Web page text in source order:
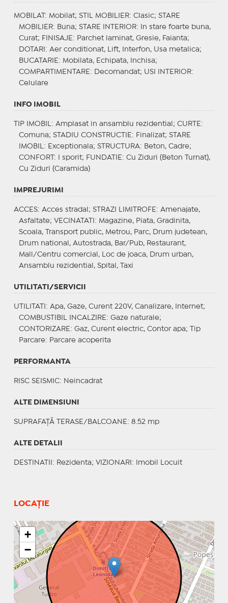
MOBILAT : Mobilat; STIL MOBILIER: Clasic; STARE
MOBILIER: Buna; STARE INTERIOR: In stare foarte buna,
Curat; FINISAJE : Parchet laminat, Gresie, Faianta;
DOTARI : Aer conditionat, Lift, Interfon, Usa metalica;
BUCATARIE : Mobilata, Echipata, Inchisa;
COMPARTIMENTARE : Decomandat; USI INTERIOR:
Celulare
INFO IMOBIL
TIP IMOBIL : Amplasat in ansamblu rezidential; CURTE :
Comuna; STADIU CONSTRUCTIE : Finalizat; STARE
IMOBIL : Exceptionala; STRUCTURA: Beton, Cadre;
CONFORT : I sporit; FUNDATIE : Cu Ziduri (Beton Turnat),
Cu Ziduri (Caramida)
IMPREJURIMI
ACCES: Acces stradal; STRAZI LIMITROFE : Amenajate,
Asfaltate; VECINATATI : Magazine, Piata, Gradinita,
Scoala, Transport public, Metrou, Parc, Drum judetean,
Drum national, Autostrada, Bar/Pub, Restaurant,
Mall/Centru comercial, Loc de joaca, Drum urban,
Ansamblu rezidential, Spital, Taxi
UTILITATI/SERVICII
UTILITATI : Apa, Gaze, Curent 220V, Canalizare, Internet;
COMBUSTIBIL INCALZIRE : Gaze naturale;
CONTORIZARE : Gaz, Curent electric, Contor apa;
Tip
Parcare: Parcare acoperita
PERFORMANTA
RISC SEISMIC: Neincadrat
ALTE DIMENSIUNI
SUPRAFAȚĂ TERASE/BALCOANE: 8.52 mp
ALTE DETALII
DESTINATII : Rezidenta; VIZIONARI : Imobil Locuit
LOCAȚIE
+
−